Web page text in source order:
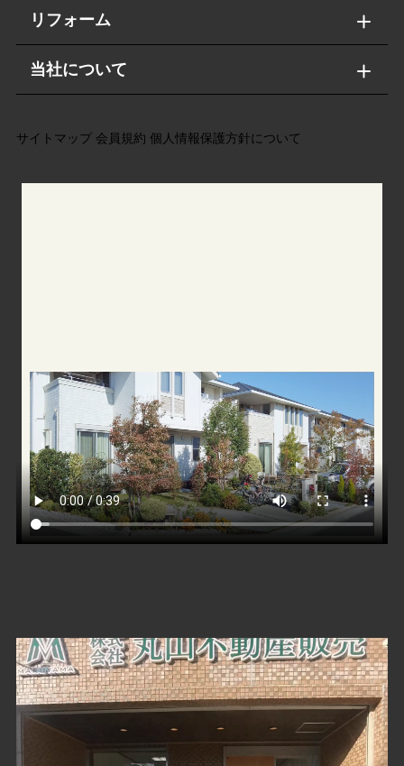
リフォーム
当社について
サイトマップ 会員規約 個人情報保護方針について